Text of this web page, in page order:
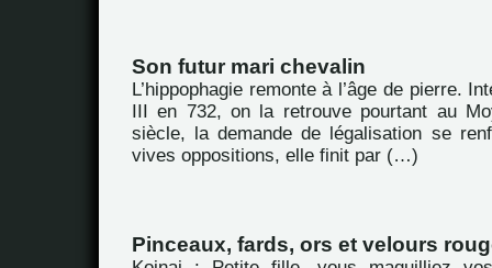
Son futur mari chevalin
L’hippophagie remonte à l’âge de pierre.
III en 732, on la retrouve pourtant au
siècle, la demande de légalisation se
vives oppositions, elle finit par (…)
Pinceaux, fards, ors et velours